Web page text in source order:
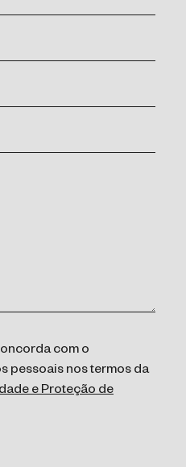
com o
pessoais nos termos da
e Proteção de